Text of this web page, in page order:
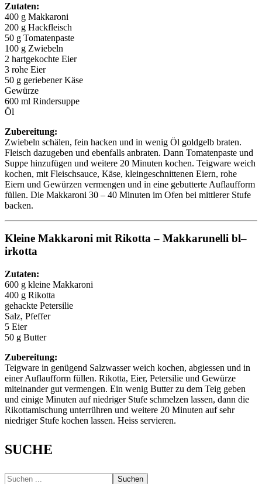
Zutaten:
400 g Makkaroni
200 g Hackfleisch
50 g Tomatenpaste
100 g Zwiebeln
2 hartgekochte Eier
3 rohe Eier
50 g geriebener Käse
Gewürze
600 ml Rindersuppe
Öl
Zubereitung:
Zwiebeln schälen, fein hacken und in wenig Öl goldgelb braten.
Fleisch dazugeben und ebenfalls anbraten. Dann Tomatenpaste und
Suppe hinzufügen und weitere 20 Minuten kochen. Teigware weich
kochen, mit Fleischsauce, Käse, kleingeschnittenen Eiern, rohe
Eiern und Gewürzen vermengen und in eine gebutterte Auflaufform
füllen. Die Makkaroni 30 – 40 Minuten im Ofen bei mittlerer Stufe
backen.
Kleine Makkaroni mit Rikotta – Makkarunelli bl–
irkotta
Zutaten:
600 g kleine Makkaroni
400 g Rikotta
gehackte Petersilie
Salz, Pfeffer
5 Eier
50 g Butter
Zubereitung:
Teigware in genügend Salzwasser weich kochen, abgiessen und in
einer Auflaufform füllen. Rikotta, Eier, Petersilie und Gewürze
miteinander gut vermengen. Ein wenig Butter zu dem Teig geben
und einige Minuten auf niedriger Stufe schmelzen lassen, dann die
Rikottamischung unterrühren und weitere 20 Minuten auf sehr
niedriger Stufe kochen lassen. Heiss servieren.
SUCHE
Suchen